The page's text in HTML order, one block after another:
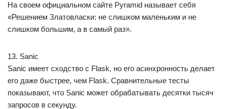
На своем официальном сайте Pyramid называет себя
«Решением Златовласки: не слишком маленьким и не
слишком большим, а в самый раз».
13. Sanic
Sanic имеет сходство с Flask, но его асинхронность делает
его даже быстрее, чем Flask. Сравнительные тесты
показывают, что Sanic может обрабатывать десятки тысяч
запросов в секунду.